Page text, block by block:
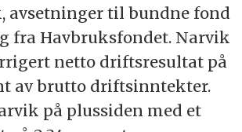
avsetninger til bundne fond
fra Havbruksfondet. Narvik
netto driftsresultat på
av brutto driftsinntekter.
på plussiden med et